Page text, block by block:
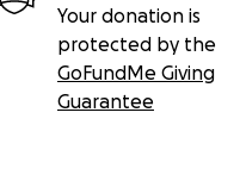
Your donation is
protected by the
GoFundMe Giving
Guarantee